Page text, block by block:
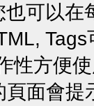
可以
性方便
面會提